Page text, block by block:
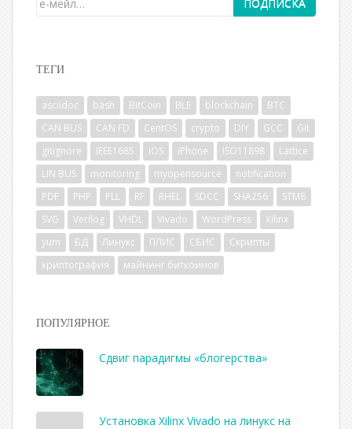
ТЕГИ
asciidoc bash BitCoin BLE blockchain
BTC
CAN BUS
CAN FD CentOS crypto DIY GCC
Git
gitignore
IEEE1685 iOS iPhone ISO11898
Lattice
LIN BUS
monitoring myopensource
notification
PDF
PHP PLL RF RHEL SDCC SHA256
STM8
SVG
Verilog VHDL Vivado WordPress
Xilinx
yum
БД Линукс ПЛИС СБИС
Скрипты
криптография
майнинг биткоинов
ПОПУЛЯРНОЕ
Сдвиг парадигмы «блогерства»
Установка Xilinx Vivado на линукс на